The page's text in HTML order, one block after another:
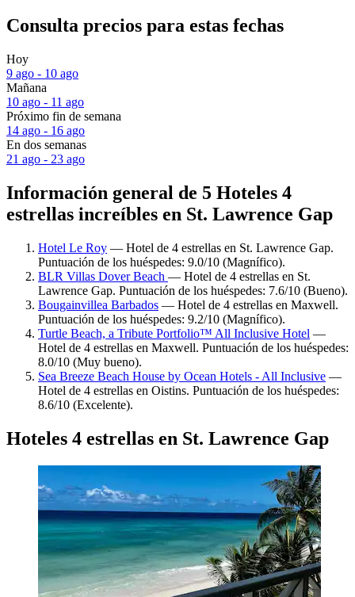
Consulta precios para estas fechas
Hoy
9 ago - 10 ago
Mañana
10 ago - 11 ago
Próximo fin de semana
14 ago - 16 ago
En dos semanas
21 ago - 23 ago
Información general de 5 Hoteles 4
estrellas increíbles en St. Lawrence Gap
Hotel Le Roy — Hotel de 4 estrellas en St. Lawrence Gap.
Puntuación de los huéspedes: 9.0/10 (Magnífico).
BLR Villas Dover Beach — Hotel de 4 estrellas en St.
Lawrence Gap. Puntuación de los huéspedes: 7.6/10 (Bueno).
Bougainvillea Barbados — Hotel de 4 estrellas en Maxwell.
Puntuación de los huéspedes: 9.2/10 (Magnífico).
Turtle Beach, a Tribute Portfolio™ All Inclusive Hotel —
Hotel de 4 estrellas en Maxwell. Puntuación de los huéspedes:
8.0/10 (Muy bueno).
Sea Breeze Beach House by Ocean Hotels - All Inclusive —
Hotel de 4 estrellas en Oistins. Puntuación de los huéspedes:
8.6/10 (Excelente).
Hoteles 4 estrellas en St. Lawrence Gap